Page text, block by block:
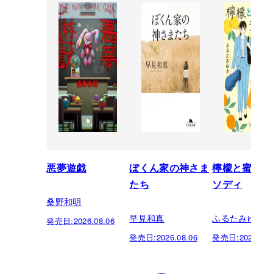
悪夢遊戯
桑野和明
発売日:2026.08.06
ぼくん家の神さま
たち
早見和真
発売日:2026.08.06
檸檬と蜜柑
ソディ
ふるたみゆき
発売日: